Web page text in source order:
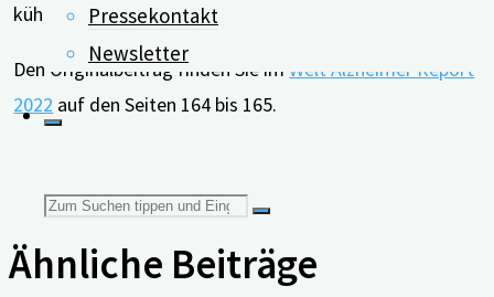
Pressekontakt
Newsletter
Suchen
kühlem Kopf stellen sollte.
Den Originalbeitrag finden Sie im Welt Alzheimer Report
2022 auf den Seiten 164 bis 165.
Ähnliche Beiträge